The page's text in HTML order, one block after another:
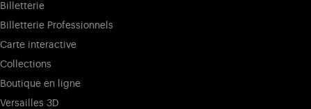
Billetterie
Billetterie Professionnels
Carte interactive
Collections
Boutique en ligne
Versailles 3D